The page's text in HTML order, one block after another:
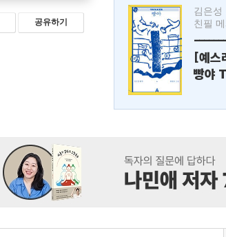
공유하기
김은성
친필
[예스
빵야